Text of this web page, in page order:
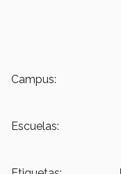
Campus:
Escuelas: